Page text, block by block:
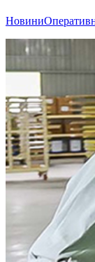
Новини